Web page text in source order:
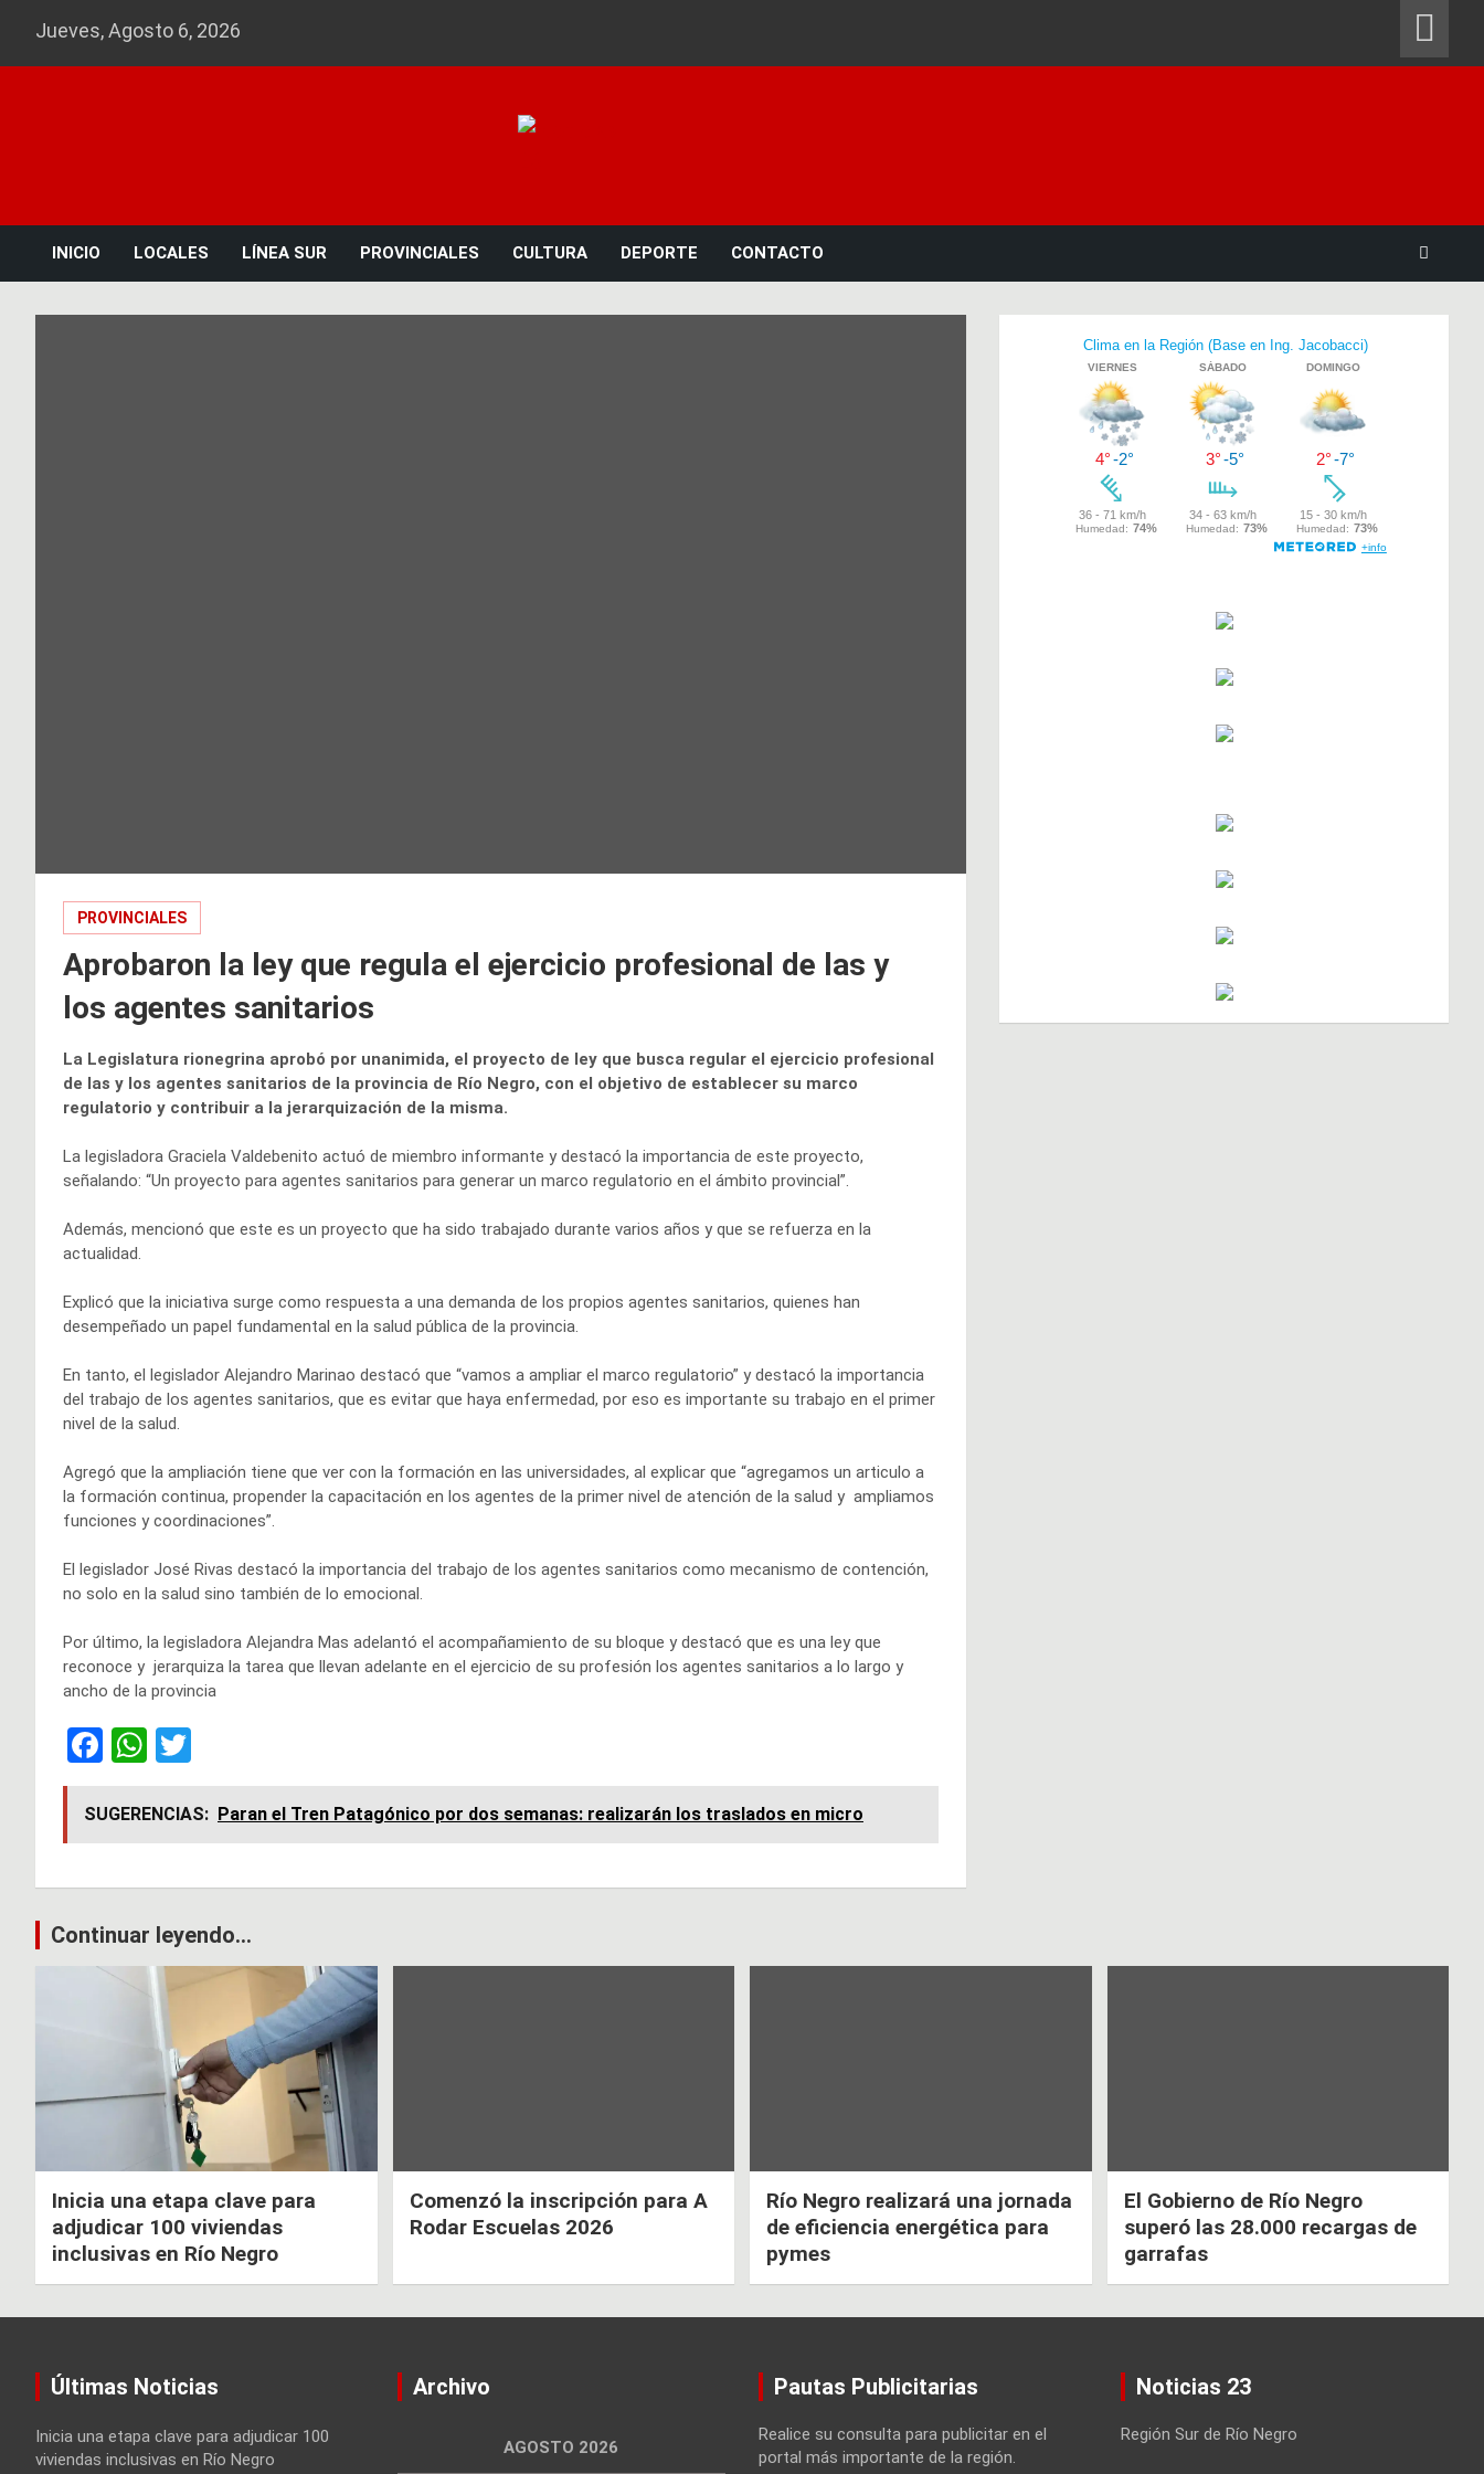
Jueves, Agosto 6, 2026
INICIO LOCALES LÍNEA SUR PROVINCIALES CULTURA DEPORTE CONTACTO
PROVINCIALES
Aprobaron la ley que regula el ejercicio profesional de las y
los agentes sanitarios
La Legislatura rionegrina aprobó por unanimida, el proyecto de ley que busca regular el ejercicio profesional
de las y los agentes sanitarios de la provincia de Río Negro, con el objetivo de establecer su marco
regulatorio y contribuir a la jerarquización de la misma.
La legisladora Graciela Valdebenito actuó de miembro informante y destacó la importancia de este proyecto,
señalando: “Un proyecto para agentes sanitarios para generar un marco regulatorio en el ámbito provincial”.
Además, mencionó que este es un proyecto que ha sido trabajado durante varios años y que se refuerza en la
actualidad.
Explicó que la iniciativa surge como respuesta a una demanda de los propios agentes sanitarios, quienes han
desempeñado un papel fundamental en la salud pública de la provincia.
En tanto, el legislador Alejandro Marinao destacó que “vamos a ampliar el marco regulatorio” y destacó la importancia
del trabajo de los agentes sanitarios, que es evitar que haya enfermedad, por eso es importante su trabajo en el primer
nivel de la salud.
Agregó que la ampliación tiene que ver con la formación en las universidades, al explicar que “agregamos un articulo a
la formación continua, propender la capacitación en los agentes de la primer nivel de atención de la salud y ampliamos
funciones y coordinaciones”.
El legislador José Rivas destacó la importancia del trabajo de los agentes sanitarios como mecanismo de contención,
no solo en la salud sino también de lo emocional.
Por último, la legisladora Alejandra Mas adelantó el acompañamiento de su bloque y destacó que es una ley que
reconoce y jerarquiza la tarea que llevan adelante en el ejercicio de su profesión los agentes sanitarios a lo largo y
ancho de la provincia
F
a
ce
b
o
o
k
W
h
at
s
A
p
p
wi
tt
er
SUGERENCIAS: Paran el Tren Patagónico por dos semanas: realizarán los traslados en micro
Navegación
entradas
Continuar leyendo...
Inicia una etapa clave para
adjudicar 100 viviendas
inclusivas en Río Negro
Comenzó la inscripción para A
Rodar Escuelas 2026
Río Negro realizará una jornada
de eficiencia energética para
pymes
El Gobierno de Río Negro
superó las 28.000 recargas de
garrafas
Últimas Noticias
Inicia una etapa clave para adjudicar 100
viviendas inclusivas en Río Negro
Archivo
AGOSTO 2026
Pautas Publicitarias
Realice su consulta para publicitar en el
portal más importante de la región.
Noticias 23
Región Sur de Río Negro